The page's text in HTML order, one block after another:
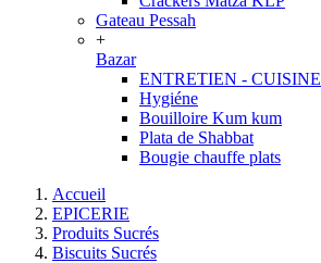
Gateau Pessah
+
Bazar
ENTRETIEN - CUISINE
Hygiéne
Bouilloire Kum kum
Plata de Shabbat
Bougie chauffe plats
Accueil
EPICERIE
Produits Sucrés
Biscuits Sucrés